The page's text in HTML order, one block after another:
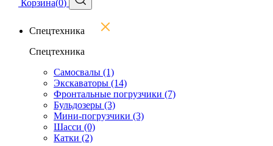
Корзина(0)
Спецтехника
Спецтехника
Самосвалы (1)
Экскаваторы (14)
Фронтальные погрузчики (7)
Бульдозеры (3)
Мини-погрузчики (3)
Шасси (0)
Катки (2)